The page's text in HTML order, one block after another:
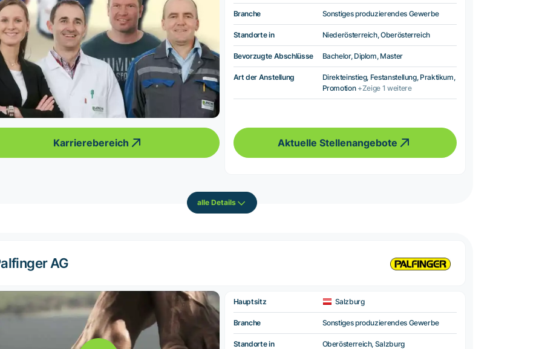
Karrierebereich
Branche Sonstiges produzierendes Gewerbe
Standorte in Niederösterreich, Oberösterreich
Bevorzugte Abschlüsse Bachelor, Diplom, Master
Art der Anstellung
Direkteinstieg, Festanstellung, Praktikum,
Promotion +Zeige 1 weitere
Aktuelle Stellenangebote
alle Details
AG
Hauptsitz Salzburg
Branche Sonstiges produzierendes Gewerbe
Standorte in Oberösterreich, Salzburg